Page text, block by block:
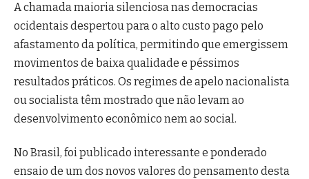
A chamada maioria silenciosa nas democracias
ocidentais despertou para o alto custo pago pelo
afastamento da política, permitindo que emergissem
movimentos de baixa qualidade e péssimos
resultados práticos. Os regimes de apelo nacionalista
ou socialista têm mostrado que não levam ao
desenvolvimento econômico nem ao social.
No Brasil, foi publicado interessante e ponderado
ensaio de um dos novos valores do pensamento desta